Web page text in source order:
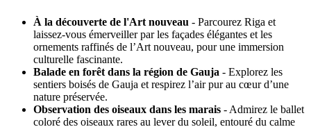
À la découverte de l'Art nouveau - Parcourez Riga et
laissez-vous émerveiller par les façades élégantes et les
ornements raffinés de l’Art nouveau, pour une immersion
culturelle fascinante.
Balade en forêt dans la région de Gauja - Explorez les
sentiers boisés de Gauja et respirez l’air pur au cœur d’une
nature préservée.
Observation des oiseaux dans les marais - Admirez le ballet
coloré des oiseaux rares au lever du soleil, entouré du calme